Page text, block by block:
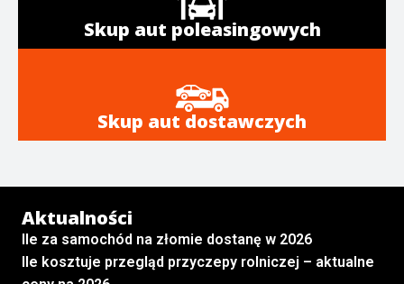
Skup aut poleasingowych
Skup aut dostawczych
Aktualności
Ile za samochód na złomie dostanę w 2026
Ile kosztuje przegląd przyczepy rolniczej – aktualne